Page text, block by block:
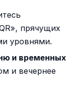
прячущих
уровнями.
и временных
и вечернее